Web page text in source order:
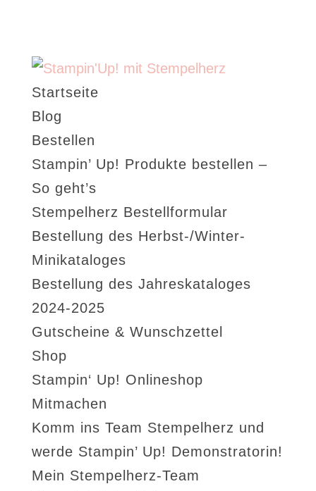
Startseite
Blog
Bestellen
Stampin’ Up! Produkte bestellen –
So geht’s
Stempelherz Bestellformular
Bestellung des Herbst-/Winter-
Minikataloges
Bestellung des Jahreskataloges
2024-2025
Gutscheine & Wunschzettel
Shop
Stampin‘ Up! Onlineshop
Mitmachen
Komm ins Team Stempelherz und
werde Stampin’ Up! Demonstratorin!
Mein Stempelherz-Team